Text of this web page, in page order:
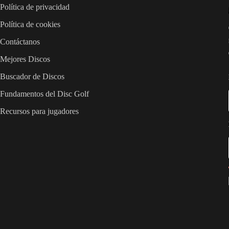
Política de privacidad
Política de cookies
Contáctanos
Mejores Discos
Buscador de Discos
Fundamentos del Disc Golf
Recursos para jugadores